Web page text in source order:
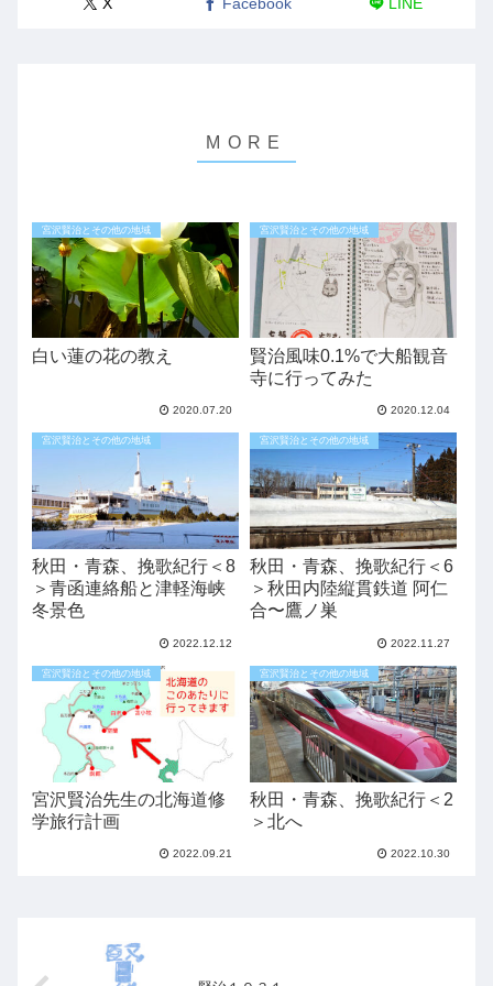
宮沢賢治とその他の地域
白い蓮の花の教え
2020.07.20
宮沢賢治とその他の地域
賢治風味0.1%で大船観音
寺に行ってみた
2020.12.04
宮沢賢治とその他の地域
秋田・青森、挽歌紀行＜8
＞青函連絡船と津軽海峡
冬景色
2022.12.12
宮沢賢治とその他の地域
秋田・青森、挽歌紀行＜6
＞秋田内陸縦貫鉄道 阿仁
合〜鷹ノ巣
2022.11.27
宮沢賢治とその他の地域
宮沢賢治先生の北海道修
学旅行計画
2022.09.21
宮沢賢治とその他の地域
秋田・青森、挽歌紀行＜2
＞北へ
2022.10.30